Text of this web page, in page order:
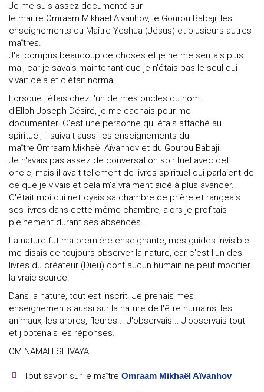
Je me suis assez documenté sur
le maitre Omraam Mikhaël Aïvanhov, le Gourou Babaji, les
enseignements du Maître Yeshua (Jésus) et plusieurs autres
maîtres.
J'ai compris beaucoup de choses et je ne me sentais plus
mal, car je savais maintenant que je n'étais pas le seul qui
vivait cela et c'était normal.
Lorsque j'étais chez l'un de mes oncles du nom
d'Elloh Joseph Désiré, je me cachais pour me
documenter. C'est une personne qui étais attaché au
spirituel, il suivait aussi les enseignements du
maître Omraam Mikhaël Aïvanhov et du Gourou Babaji.
Je n'avais pas assez de conversation spirituel avec cet
oncle, mais il avait tellement de livres spirituel qui parlaient de
ce que je vivais et cela m'a vraiment aidé à plus avancer.
C'était moi qui nettoyais sa chambre de prière et rangeais
ses livres dans cette même chambre, alors je profitais
pleinement durant ses absences.
La nature fut ma première enseignante, mes guides invisible
me disais de toujours observer la nature, car c'est l'un des
livres du créateur (Dieu) dont aucun humain ne peut modifier
la vraie source.
Dans la nature, tout est inscrit. Je prenais mes
enseignements aussi sur la nature de l'être humains, les
animaux, les arbres, fleures... J'observais... J'observais tout
et j'obtenais les réponses.
OM NAMAH SHIVAYA
Tout savoir sur le maître Omraam Mikhaël Aïvanhov